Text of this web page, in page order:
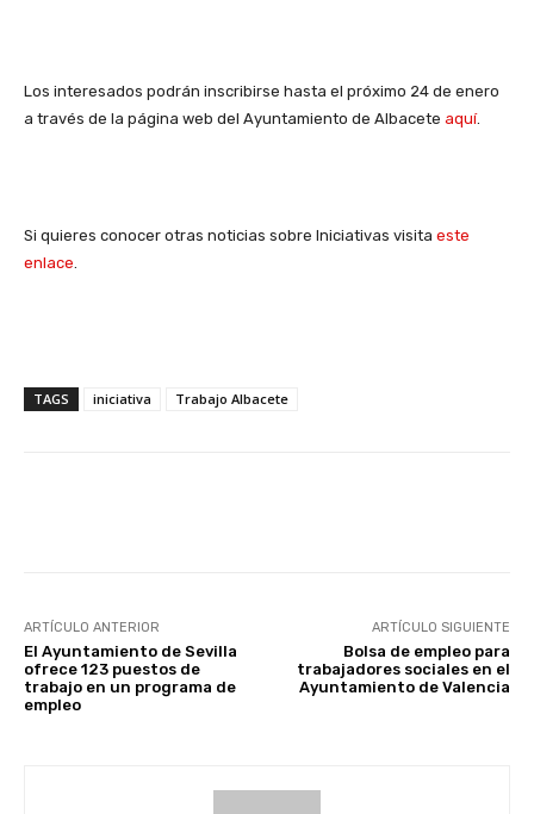
Los interesados podrán inscribirse hasta el próximo 24 de enero
a través de la página web del Ayuntamiento de Albacete aquí.
Si quieres conocer otras noticias sobre Iniciativas visita este
enlace.
TAGS iniciativa Trabajo Albacete
ARTÍCULO ANTERIOR
El Ayuntamiento de Sevilla
ofrece 123 puestos de
trabajo en un programa de
empleo
ARTÍCULO SIGUIENTE
Bolsa de empleo para
trabajadores sociales en el
Ayuntamiento de Valencia